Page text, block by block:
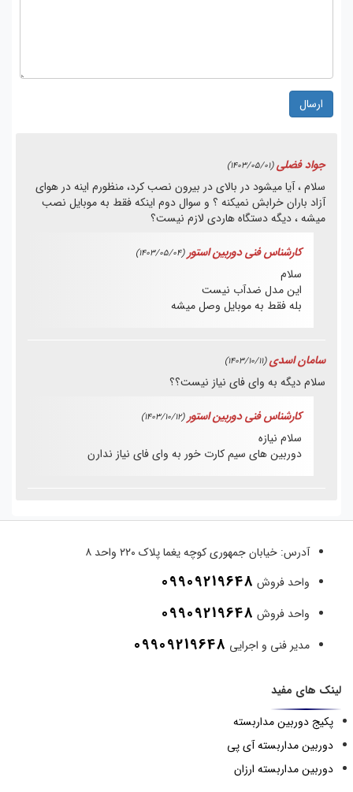
ارسال
جواد فضلی (1403/05/01)
سلام ، آیا میشود در بالای در بیرون نصب کرد، منظورم اینه در هوای
آزاد باران خرابش نمیکنه ؟ و سوال دوم اینکه فقط به موبایل نصب
میشه ، دیگه دستگاه هاردی لازم نیست؟
کارشناس فنی دوربین استور (1403/05/04)
سلام
این مدل ضدآب نیست
بله فقط به موبایل وصل میشه
سامان اسدی (1403/10/11)
سلام دیگه به وای فای نیاز نیست؟؟
کارشناس فنی دوربین استور (1403/10/12)
سلام نیازه
دوربین های سیم کارت خور به وای فای نیاز ندارن
آدرس: خیابان جمهوری کوچه یغما پلاک ۲۲۰ واحد ۸
واحد فروش 09909219648
واحد فروش 09909219648
مدیر فنی و اجرایی 09909219648
لینک های مفید
پکیج دوربین مداربسته
دوربین مداربسته آی پی
دوربین مداربسته ارزان